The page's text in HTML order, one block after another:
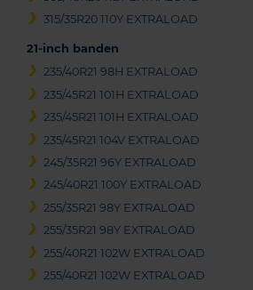
315/35R20 110Y EXTRALOAD
21-inch banden
235/40R21 98H EXTRALOAD
235/45R21 101H EXTRALOAD
235/45R21 101H EXTRALOAD
235/45R21 104V EXTRALOAD
245/35R21 96Y EXTRALOAD
245/40R21 100Y EXTRALOAD
255/35R21 98Y EXTRALOAD
255/35R21 98Y EXTRALOAD
255/40R21 102W EXTRALOAD
255/40R21 102W EXTRALOAD